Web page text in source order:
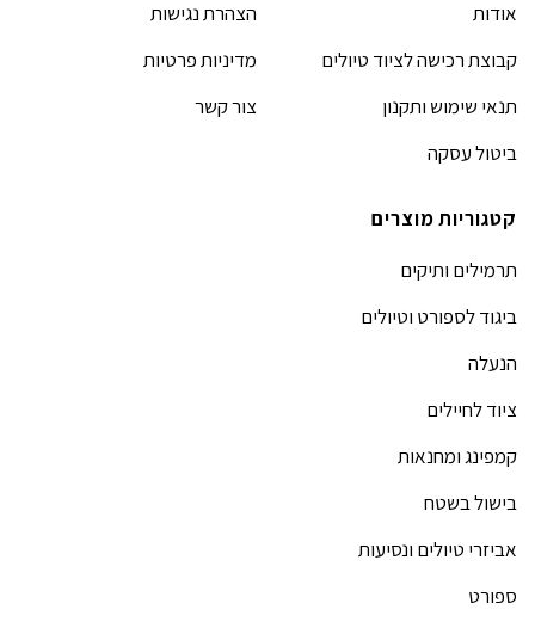
אודות
קבוצת רכישה לציוד טיולים
תנאי שימוש ותקנון
ביטול עסקה
הצהרת נגישות
מדיניות פרטיות
צור קשר
קטגוריות מוצרים
תרמילים ותיקים
ביגוד לספורט וטיולים
הנעלה
ציוד לחיילים
קמפינג ומחנאות
בישול בשטח
אביזרי טיולים ונסיעות
ספורט